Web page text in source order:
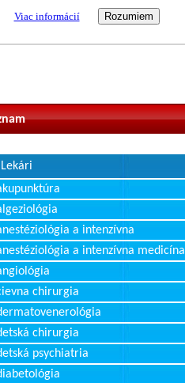
Viac informácií
Lekári
a intenzívna
a intenzívna medicína
chirurgia
chirurgia
psychiatria